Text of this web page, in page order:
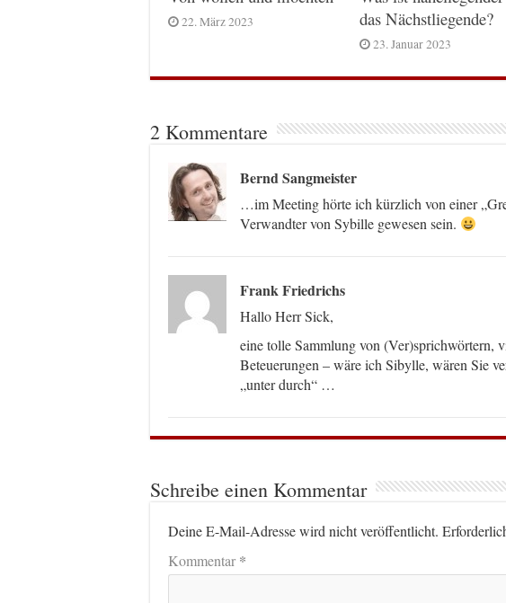
22. März 2023
das Nächstliegende?
23. Januar 2023
2 Kommentare
Bernd Sangmeister
…im Meeting hörte ich kürzlich von einer
Verwandter von Sybille gewesen sein.
Frank Friedrichs
Hallo Herr Sick,
eine tolle Sammlung von (Ver)sprichwörtern,
Beteuerungen – wäre ich Sibylle, wären Sie
„unter durch“ …
Schreibe einen Kommentar
Deine E-Mail-Adresse wird nicht veröffentlicht.
Kommentar*